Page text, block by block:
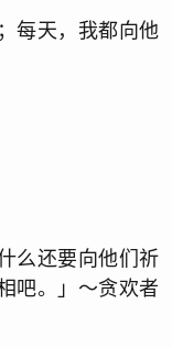
每天，我都向他
么还要向他们祈
吧。」～贪欢者